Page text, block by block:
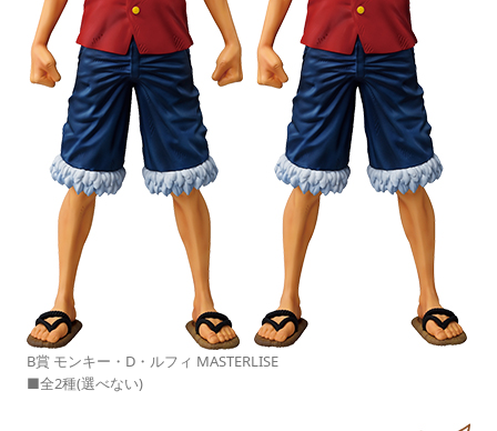
B賞 モンキー・D・ルフィ MASTERLISE
■全2種(選べない)